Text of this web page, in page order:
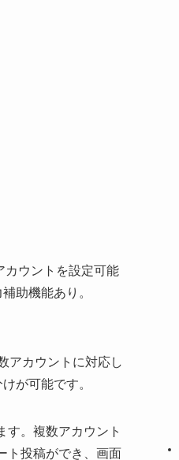
カウントを設定可能
助機能あり。
アカウントに対応し
が可能です。
す。複数アカウント
ト投稿ができ、画面